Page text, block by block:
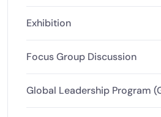
Exhibition
Focus Group Discussion
Global Leadership Program